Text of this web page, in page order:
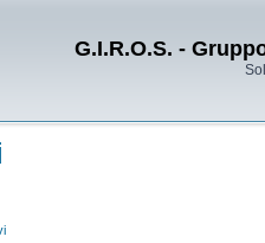
G.I.R.O.S. -